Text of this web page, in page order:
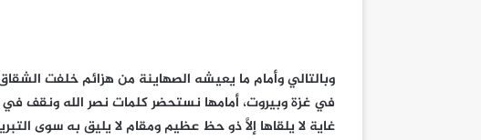
وبالتالي وأمام ما يعيشه الصهاينة من هزائم خلفت الشقاق
في غزة وبيروت، أمامها نستحضر كلمات نصر الله ونقف
غاية لا يلقاها إلَّا ذو حظ عظيم ومقام لا يليق به سوى